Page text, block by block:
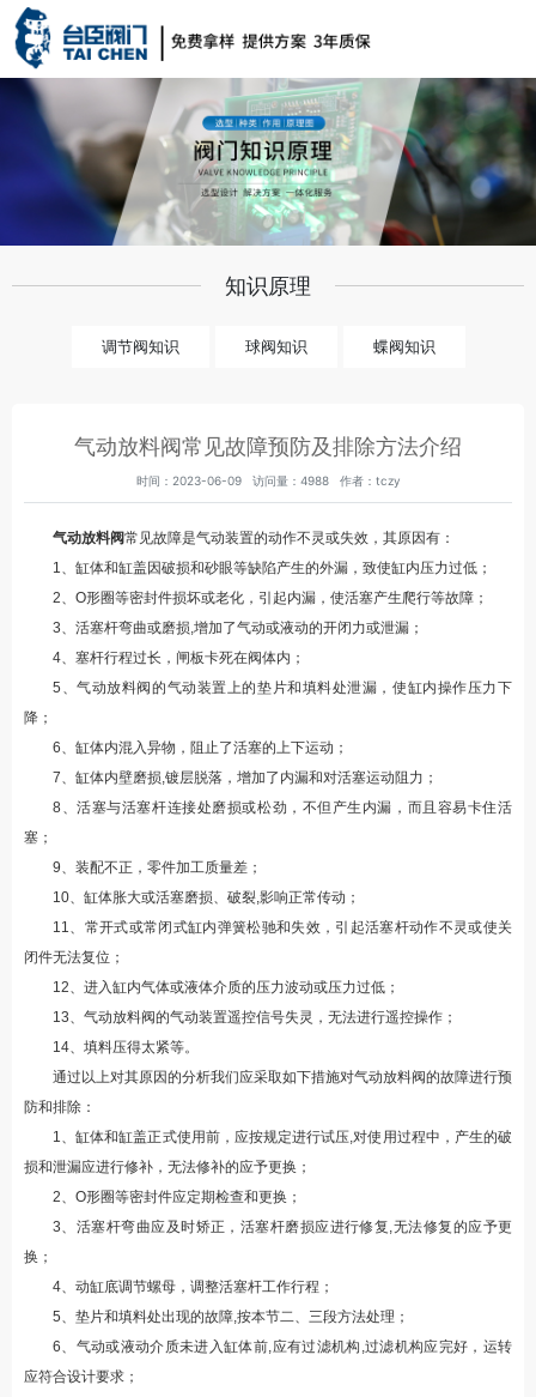
知识原理
调节阀知识 球阀知识 蝶阀知识
气动放料阀常见故障预防及排除方法介绍
时间：2023-06-09 访问量：4988 作者：tczy
气动放料阀常见故障是气动装置的动作不灵或失效，其原因有：
1、缸体和缸盖因破损和砂眼等缺陷产生的外漏，致使缸内压力过低；
2、 O形圈等密封件损坏或老化，引起内漏，使活塞产生爬行等故障；
3、活塞杆弯曲或磨损,增加了气动或液动的开闭力或泄漏；
4、塞杆行程过长，闸板卡死在阀体内；
5 、气动放料阀的气动装置上的垫片和填料处泄漏，使缸内操作压力下
降；
6、缸体内混入异物，阻止了活塞的上下运动；
7、缸体内壁磨损,镀层脱落，增加了内漏和对活塞运动阻力；
8、活塞与活塞杆连接处磨损或松劲，不但产生内漏，而且容易卡住活
塞；
9、装配不正，零件加工质量差；
10、缸体胀大或活塞磨损、破裂,影响正常传动；
11、常开式或常闭式缸内弹簧松驰和失效，引起活塞杆动作不灵或使关
闭件无法复位；
12、进入缸内气体或液体介质的压力波动或压力过低；
13、气动放料阀的气动装置遥控信号失灵，无法进行遥控操作；
14、填料压得太紧等。
通过以上对其原因的分析我们应采取如下措施对气动放料阀的故障进行预
防和排除：
1、缸体和缸盖正式使用前，应按规定进行试压,对使用过程中，产生的破
损和泄漏应进行修补，无法修补的应予更换；
2、 O形圈等密封件应定期检查和更换；
3、活塞杆弯曲应及时矫正，活塞杆磨损应进行修复,无法修复的应予更
换；
4、动缸底调节螺母，调整活塞杆工作行程；
5、垫片和填料处出现的故障,按本节二、三段方法处理；
6、气动或液动介质未进入缸体前,应有过滤机构 ,过滤机构应完好，运转
应符合设计要求；